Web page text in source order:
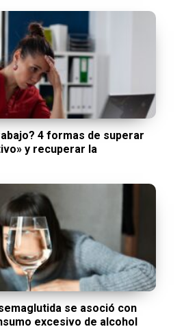
4 formas de superar
y recuperar la
se asoció con
excesivo de alcohol